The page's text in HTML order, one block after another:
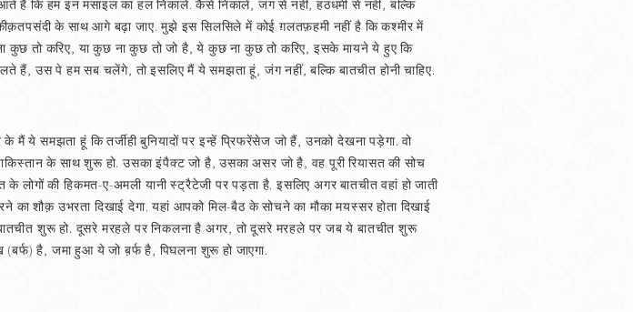
कि हम इन मसाइल का हल निकालें. कैसे निकालें, जंग से नहीं, हठधर्मी से नहीं, बल्कि
के साथ आगे बढ़ा जाए. मुझे इस सिलसिले में कोई ग़लतफ़हमी नहीं है कि कश्मीर में
तो करिए, या कुछ ना कुछ तो जो है, ये कुछ ना कुछ तो करिए, इसके मायने ये हुए कि
हैं, उस पे हम सब चलेंगे, तो इसलिए मैं ये समझता हूं, जंग नहीं, बल्कि बातचीत होनी चाहिए.
ये समझता हूं कि तर्जीही बुनियादों पर इन्हें प्रिफरेंसेज जो हैं, उनको देखना पड़ेगा. वो
के साथ शुरू हो. उसका इंपैक्ट जो है, उसका असर जो है, वह पूरी रियासत की सोच
की हिकमत-ए-अमली यानी स्ट्रैटेजी पर पड़ता है. इसलिए अगर बातचीत वहां हो जाती
शौक़ उभरता दिखाई देगा. यहां आपको मिल-बैठ के सोचने का मौका मयस्सर होता दिखाई
शुरू हो. दूसरे मरहले पर निकलना है अगर, तो दूसरे मरहले पर जब ये बातचीत शुरू
है, जमा हुआ ये जो ब़र्फ है, पिघलना शुरू हो जाएगा.